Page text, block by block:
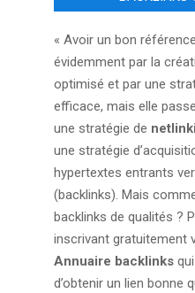
« Avoir un bon
évidemment par la
optimisé et par une
efficace, mais elle
une stratégie de
une stratégie
hypertextes entrants
(backlinks). Mais
backlinks de qualités ?
inscrivant gratuitement
Annuaire backlinks
d’obtenir un lien bonne